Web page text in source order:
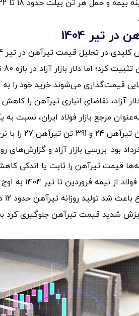
تیر 1404
قیمت‌گذاری می‌شوند خرید خود
آزاد، تقاضای انباری تیرآهن را
مرجع بازار فولاد ایران، نسبت
خرداد بود. بررسی بازار آزاد و
قیمت تیرآهن را ثابت یا اندکی
ازسوی‌دیگر،
شدید قیمت تیرآهن جلوگیری کرد